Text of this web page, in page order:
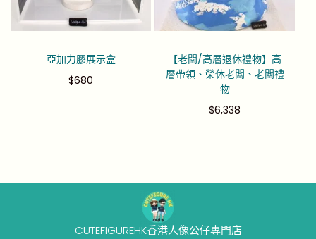
亞加力膠展示盒
$680
【老闆/高層退休禮物】高
層帶領、榮休老闆、老闆禮
物
$6,338
CUTEFIGUREHK香港人像公仔專門店